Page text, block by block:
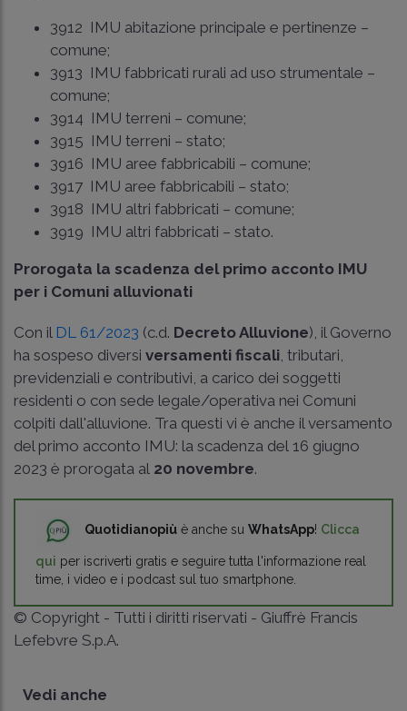
3912 IMU abitazione principale e pertinenze –
comune;
3913 IMU fabbricati rurali ad uso strumentale –
comune;
3914 IMU terreni – comune;
3915 IMU terreni – stato;
3916 IMU aree fabbricabili – comune;
3917 IMU aree fabbricabili – stato;
3918 IMU altri fabbricati – comune;
3919 IMU altri fabbricati – stato.
Prorogata la scadenza del primo acconto IMU
per i Comuni alluvionati
Con il DL 61/2023 (c.d. Decreto Alluvione), il Governo
ha sospeso diversi versamenti fiscali , tributari,
previdenziali e contributivi, a carico dei soggetti
residenti o con sede legale/operativa nei Comuni
colpiti dall'alluvione. Tra questi vi è anche il versamento
del primo acconto IMU: la scadenza del 16 giugno
2023 è prorogata al 20 novembre.
Quotidianopiù è anche su WhatsApp! Clicca
qui per iscriverti gratis e seguire tutta l'informazione real
time, i video e i podcast sul tuo smartphone.
© Copyright - Tutti i diritti riservati - Giuffrè Francis
Lefebvre S.p.A.
Vedi anche